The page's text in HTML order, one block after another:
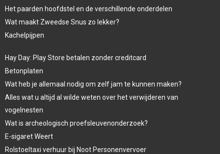
Het paarden hoofdstel en de verschillende onderdelen
Wat maakt Zweedse Snus zo lekker?
Kachelpijpen
Hay Day: Play Store betalen zonder creditcard
Betonplaten
Wat heb je allemaal nodig om zelf jam te kunnen maken?
Alles wat u altijd al wilde weten over het verwijderen van
vogelnesten
Wat is archeologisch proefsleuvenonderzoek?
E-sigaret Weert
Rolstoeltaxi verhuur bij Noot Personenvervoer